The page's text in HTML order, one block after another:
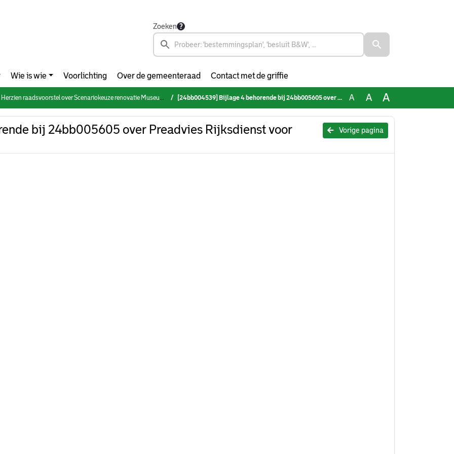
Zoeken
Wie is wie Voorlichting Over de gemeenteraad Contact met de griffie
Herzien raadsvoorstel over Scenariokeuze renovatie Museum Boijmans van Beuningen MBVB [24bb004539] Bijlage 4 behorende bij 24bb005605 over Preadvies Rijksdienst voor Cultureel Erfgoed (RCE A A A
Vorige pagina
bij 24bb005605 over Preadvies Rijksdienst voor